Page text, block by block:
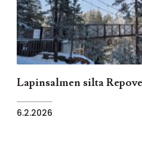
Lapinsalmen silta
6.2.2026